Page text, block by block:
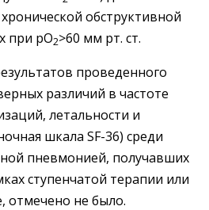
обструктивной
при pО2>60 мм рт. ст.
проведенного
различий в частоте
летальности и
шкала SF-36) среди
пневмонией, получавших
ступенчатой терапии или
отмечено не было.